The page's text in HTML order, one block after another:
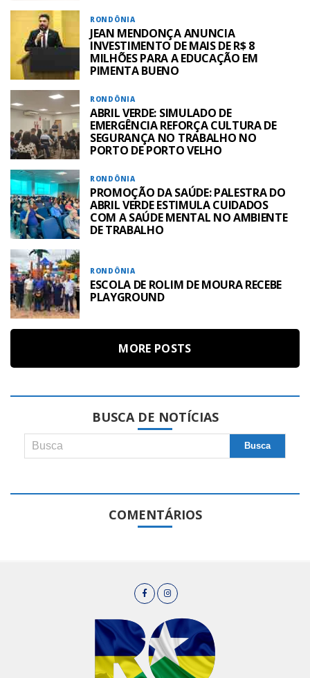
RONDÔNIA
JEAN MENDONÇA ANUNCIA
INVESTIMENTO DE MAIS DE R$ 8
MILHÕES PARA A EDUCAÇÃO EM
PIMENTA BUENO
RONDÔNIA
ABRIL VERDE: SIMULADO DE
EMERGÊNCIA REFORÇA CULTURA DE
SEGURANÇA NO TRABALHO NO
PORTO DE PORTO VELHO
RONDÔNIA
PROMOÇÃO DA SAÚDE: PALESTRA DO
ABRIL VERDE ESTIMULA CUIDADOS
COM A SAÚDE MENTAL NO AMBIENTE
DE TRABALHO
RONDÔNIA
ESCOLA DE ROLIM DE MOURA RECEBE
PLAYGROUND
MORE POSTS
BUSCA DE NOTÍCIAS
COMENTÁRIOS